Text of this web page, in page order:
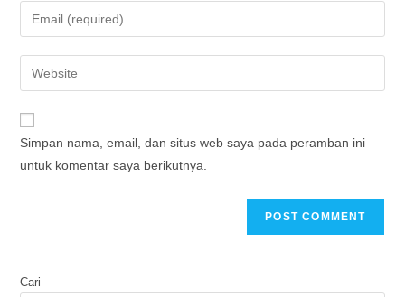
Simpan nama, email, dan situs web saya pada peramban ini
untuk komentar saya berikutnya.
Cari